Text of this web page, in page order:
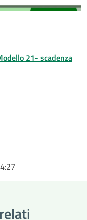
21- scadenza